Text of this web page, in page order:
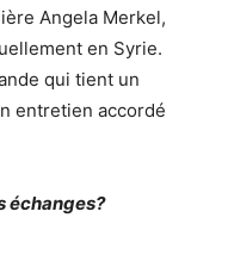
Angela Merkel,
en Syrie.
qui tient un
entretien accordé
échanges?